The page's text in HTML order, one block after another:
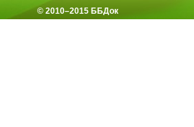
© 2010–2015 ББДок